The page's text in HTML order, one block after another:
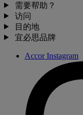
需要帮助？
访问
目的地
宜必思品牌
Accor Instagram